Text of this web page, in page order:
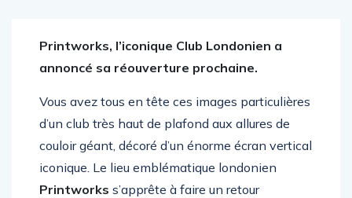
Printworks, l’iconique Club Londonien a
annoncé sa réouverture prochaine.
Vous avez tous en tête ces images particulières
d’un club très haut de plafond aux allures de
couloir géant, décoré d’un énorme écran vertical
iconique. Le lieu emblématique londonien
Printworks s’apprête à faire un retour